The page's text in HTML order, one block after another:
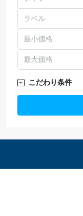
ラベル
こだわり条件